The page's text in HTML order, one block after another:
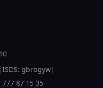
| ISDS: gbrbgyw|
777 87 15 35